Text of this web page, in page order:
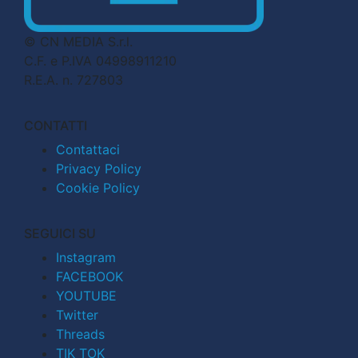
© CN MEDIA S.r.l.
C.F. e P.IVA 04998911210
R.E.A. n. 727803
CONTATTI
Contattaci
Privacy Policy
Cookie Policy
SEGUICI SU
Instagram
FACEBOOK
YOUTUBE
Twitter
Threads
TIK TOK